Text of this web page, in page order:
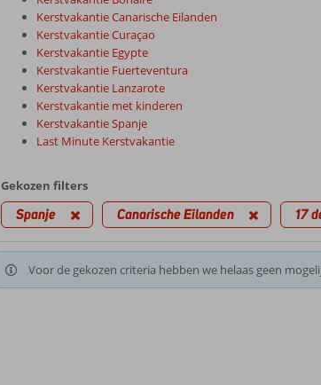
Kerstvakantie Canarische Eilanden
Kerstvakantie Curaçao
Kerstvakantie Egypte
Kerstvakantie Fuerteventura
Kerstvakantie Lanzarote
Kerstvakantie met kinderen
Kerstvakantie Spanje
Last Minute Kerstvakantie
Gekozen filters
Spanje Canarische Eilanden 17
Voor de gekozen criteria hebben we helaas geen